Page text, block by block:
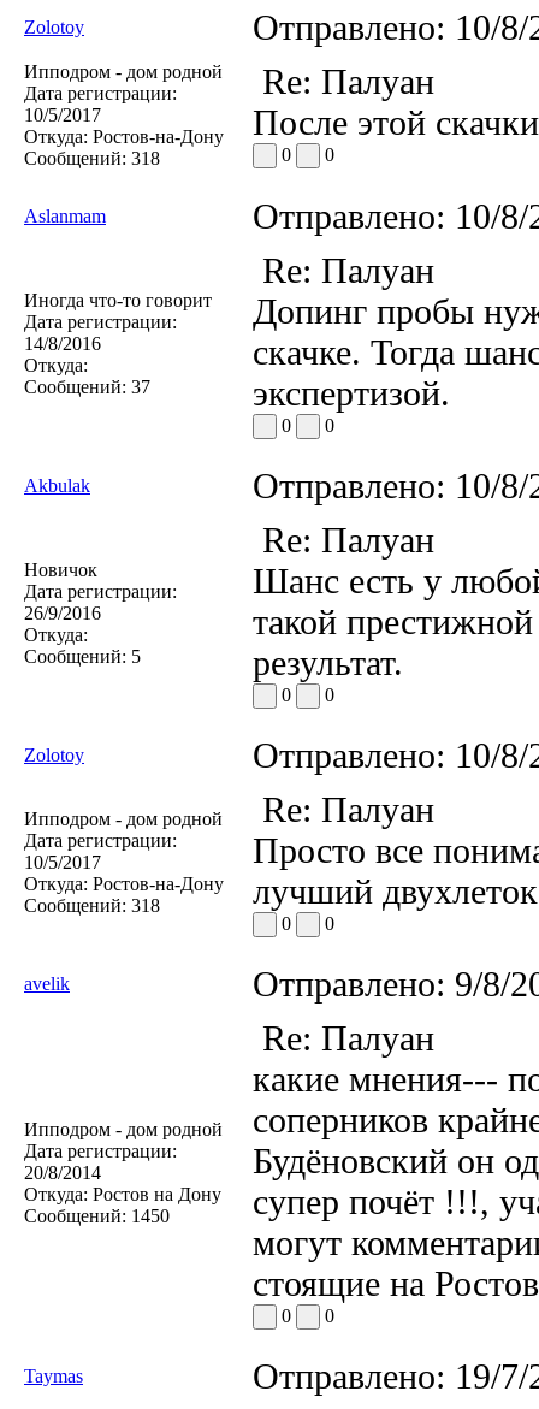
Zolotoy Отправлено: 10/
Ипподром - дом родной
Дата регистрации:
10/5/2017
Откуда: Ростов-на-Дону
Сообщений: 318
Re: Палуан
После этой
0 0
Aslanmam Отправлено: 10/
Иногда что-то говорит
Дата регистрации:
14/8/2016
Откуда:
Сообщений: 37
Re: Палуан
Допинг пробы
скачке. Тогда
экспертизой.
0 0
Akbulak Отправлено: 10/
Новичок
Дата регистрации:
26/9/2016
Откуда:
Сообщений: 5
Re: Палуан
Шанс есть у
такой
результат.
0 0
Zolotoy Отправлено: 10/
Ипподром - дом родной
Дата регистрации:
10/5/2017
Откуда: Ростов-на-Дону
Сообщений: 318
Re: Палуан
Просто все
лучший
0 0
avelik Отправлено: 9/8/
Ипподром - дом родной
Дата регистрации:
20/8/2014
Откуда: Ростов на Дону
Сообщений: 1450
Re: Палуан
какие мнения---
соперников
Будёновский он
супер почёт !!!,
могут
стоящие на
0 0
Taymas Отправлено: 19/